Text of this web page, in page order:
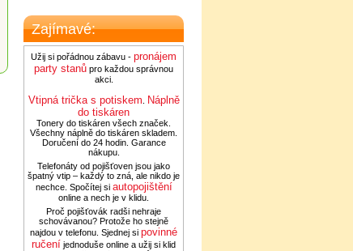
Zajímavé:
Užij si pořádnou zábavu - pronájem
party stanů pro každou správnou
akci.
Vtipná trička s potiskem Náplně
do tiskáren
Tonery do tiskáren všech značek.
Všechny náplně do tiskáren skladem.
Doručení do 24 hodin. Garance
nákupu.
Telefonáty od pojišťoven jsou jako
špatný vtip – každý to zná, ale nikdo je
nechce. Spočítej si autopojištění
online a nech je v klidu.
Proč pojišťovák radši nehraje
schovávanou? Protože ho stejně
najdou v telefonu. Sjednej si povinné
ručení jednoduše online a užij si klid